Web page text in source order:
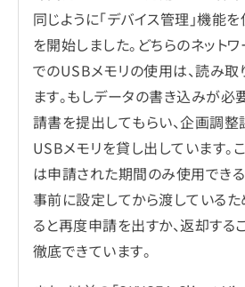
同じように「デバイス管理」機能
を開始しました。どちらのネット
でのUSBメモリの使用は、読み
ます。もしデータの書き込みが
請書を提出してもらい、企画調
USBメモリを貸し出しています。
は申請された期間のみ使用でき
事前に設定してから渡している
ると再度申請を出すか、返却する
徹底できています。